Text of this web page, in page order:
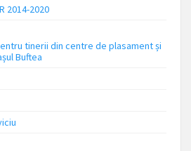
2014-2020
tinerii din centre de plasament și
Buftea